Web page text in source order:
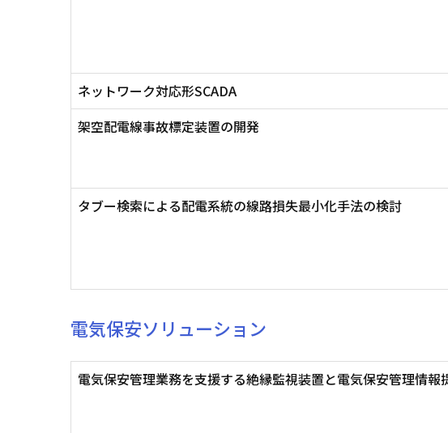
ネットワーク対応形SCADA
架空配電線事故標定装置の開発
タブー検索による配電系統の線路損失最小化手法の検討
電気保安ソリューション
電気保安管理業務を支援する絶縁監視装置と電気保安管理情報